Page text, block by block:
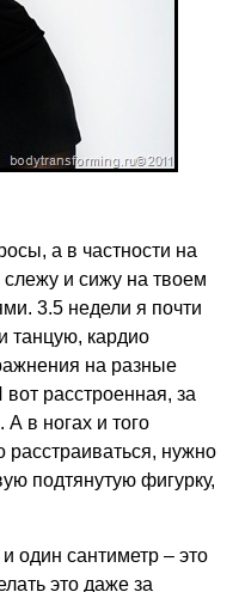
а в частности на
и сижу на твоем
3.5 недели я почти
танцую, кардио
на разные
расстроенная, за
в ногах и того
нужно
подтянутую фигурку,
один сантиметр – это
это даже за